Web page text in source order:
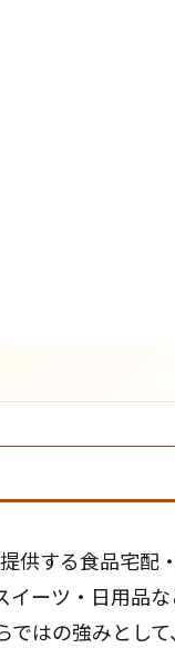
する食品宅配
ーツ・日用品
ではの強みとし